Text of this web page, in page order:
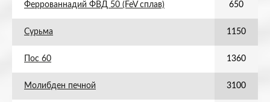
Феррованнадий ФВД 50 (FeV сплав) 650
Сурьма 1150
Пос 60 1360
Молибден печной 3100